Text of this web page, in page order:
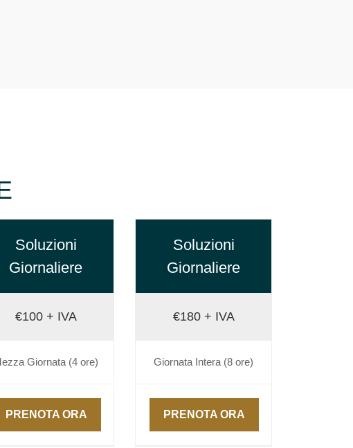
Soluzioni
Giornaliere
€100 + IVA
Giornata (4 ore)
PRENOTA ORA
Soluzioni
Giornaliere
€180 + IVA
Giornata Intera (8 ore)
PRENOTA ORA